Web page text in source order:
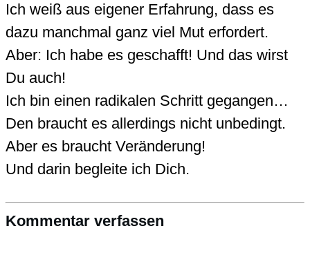
Ich weiß aus eigener Erfahrung, dass es
dazu manchmal ganz viel Mut erfordert.
Aber: Ich habe es geschafft! Und das wirst
Du auch!
Ich bin einen radikalen Schritt gegangen…
Den braucht es allerdings nicht unbedingt.
Aber es braucht Veränderung!
Und darin begleite ich Dich.
Kommentar verfassen